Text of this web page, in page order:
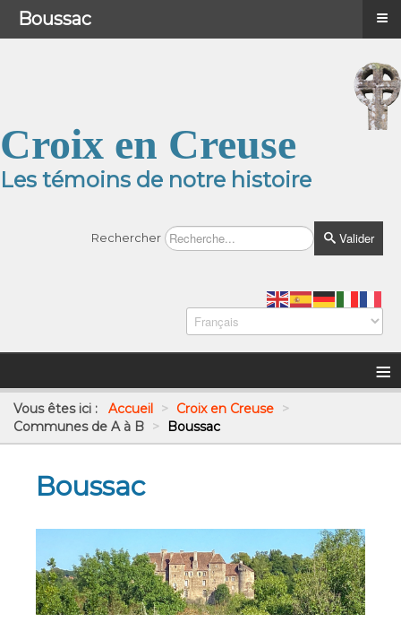
Croix en Creuse
Les témoins de notre histoire
Rechercher Valider
≡
Vous êtes ici : Accueil > Croix en Creuse >
Communes de A à B > Boussac
Boussac
Menu ≡
Boussac ≡